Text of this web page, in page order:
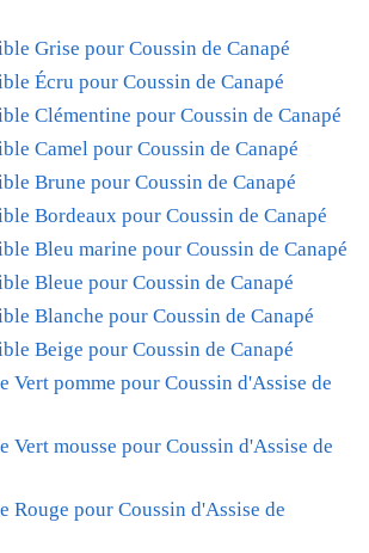
Grise pour Coussin de Canapé
Écru pour Coussin de Canapé
Clémentine pour Coussin de Canapé
Camel pour Coussin de Canapé
Brune pour Coussin de Canapé
Bordeaux pour Coussin de Canapé
Bleu marine pour Coussin de Canapé
Bleue pour Coussin de Canapé
Blanche pour Coussin de Canapé
Beige pour Coussin de Canapé
Vert pomme pour Coussin d'Assise de
Vert mousse pour Coussin d'Assise de
Rouge pour Coussin d'Assise de